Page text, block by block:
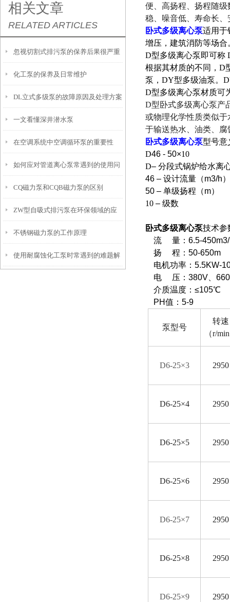
相关文章
RELATED ARTICLES
忽视切割式排污泵的保养后果很严重
化工泵的保养及日常维护
DL立式多级泵的故障原因及处理方案
一文看懂深井潜水泵
在空调系统中空调循环泵的重要性
如何应对管道离心泵常遇到的使用问
题？
CQ磁力泵和CQB磁力泵的区别
ZW型自吸式排污泵在环保领域的应
用与前景
不锈钢磁力泵的工作原理
使用耐腐蚀化工泵时常遇到的难题解
便、高扬程、扬程随
稳、噪音低、寿命长
卧式多级离心泵适用于
增压，建筑消防等场合
D型多级离心泵即可称
根据其材质的不同，D
泵，DY型多级油泵。
D型多级离心泵材质可
D型卧式多级离心泵产
或物理化学性质类似
于输送热水、油类、
卧式多级离心泵型号意
D46 - 50×10
D– 分段式锅炉给水离
46 – 设计流量（m3/h）
50 – 单级扬程（m）
10 – 级数
卧式多级离心泵技术参
流 量：6.5-450m3
扬 程：50-650m
电机功率：5.5KW-
电 压：380V、
介质温度：≤105℃
PH值：5-9
泵型号
转速
（r/
D6-25×3 2950
D6-25×4 2950
D6-25×5 2950
D6-25×6 2950
D6-25×7 2950
D6-25×8 2950
D6-25×9 2950